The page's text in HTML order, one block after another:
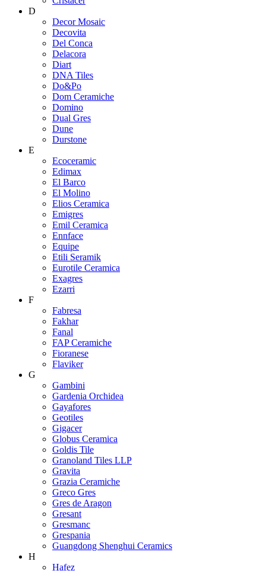
D
Decor Mosaic
Decovita
Del Conca
Delacora
Diart
DNA Tiles
Do&Po
Dom Ceramiche
Domino
Dual Gres
Dune
Durstone
E
Ecoceramic
Edimax
El Barco
El Molino
Elios Ceramica
Emigres
Emil Ceramica
Ennface
Equipe
Etili Seramik
Eurotile Ceramica
Exagres
Ezarri
F
Fabresa
Fakhar
Fanal
FAP Ceramiche
Fioranese
Flaviker
G
Gambini
Gardenia Orchidea
Gayafores
Geotiles
Gigacer
Globus Ceramica
Goldis Tile
Granoland Tiles LLP
Gravita
Grazia Ceramiche
Greco Gres
Gres de Aragon
Gresant
Gresmanc
Grespania
Guangdong Shenghui Ceramics
H
Hafez